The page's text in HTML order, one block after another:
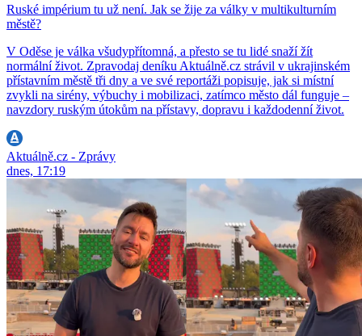
Ruské impérium tu už není. Jak se žije za války v multikulturním
městě?
V Oděse je válka všudypřítomná, a přesto se tu lidé snaží žít
normální život. Zpravodaj deníku Aktuálně.cz strávil v ukrajinském
přístavním městě tři dny a ve své reportáži popisuje, jak si místní
zvykli na sirény, výbuchy i mobilizaci, zatímco město dál funguje –
navzdory ruským útokům na přístavy, dopravu i každodenní život.
Aktuálně.cz - Zprávy
dnes, 17:19